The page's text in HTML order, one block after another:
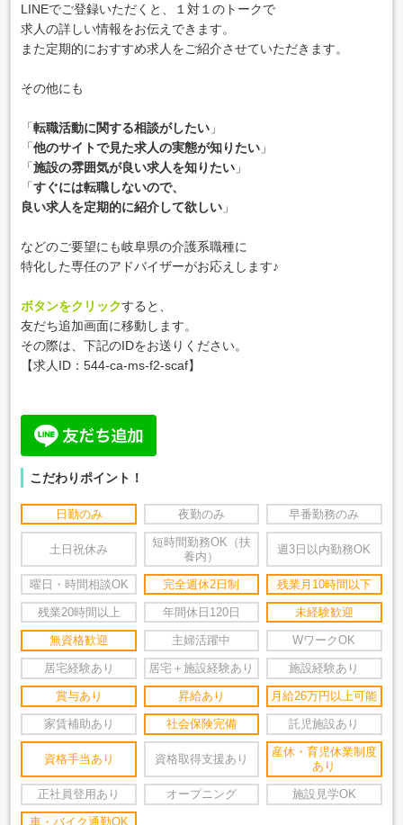
LINEでご登録いただくと、１対１のトークで
求人の詳しい情報をお伝えできます。
また定期的におすすめ求人をご紹介させていただきます。
その他にも
「転職活動に関する相談がしたい 」
「他のサイトで見た求人の実態が知りたい 」
「施設の雰囲気が良い求人を知りたい 」
「すぐには転職しないので、
良い求人を定期的に紹介して欲しい 」
などのご要望にも岐阜県の介護系職種に
特化した専任のアドバイザーがお応えします♪
ボタンをクリックすると、
友だち追加画面に移動します。
その際は、下記のIDをお送りください。
【求人ID：544-ca-ms-f2-scaf】
こだわりポイント！
日勤のみ 夜勤のみ 早番勤務のみ
土日祝休み
短時間勤務OK（扶
養内）
週3日以内勤務OK
曜日・時間相談OK 完全週休2日制 残業月10時間以下
残業20時間以上 年間休日120日 未経験歓迎
無資格歓迎 主婦活躍中 WワークOK
居宅経験あり 居宅＋施設経験あり 施設経験あり
賞与あり 昇給あり 月給26万円以上可能
家賃補助あり 社会保険完備 託児施設あり
資格手当あり 資格取得支援あり
産休・育児休業制度
あり
正社員登用あり オープニング 施設見学OK
車・バイク通勤OK